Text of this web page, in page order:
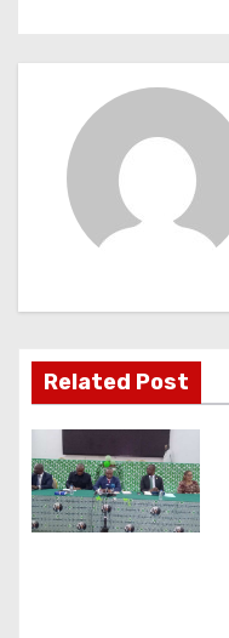
a
l
’
a
r
Related Post